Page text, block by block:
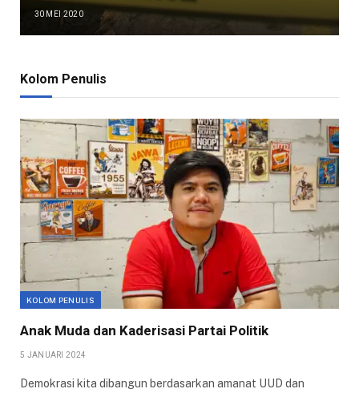
30 MEI 2020
Kolom Penulis
KOLOM PENULIS
Anak Muda dan Kaderisasi Partai Politik
5 JANUARI 2024
Demokrasi kita dibangun berdasarkan amanat UUD dan